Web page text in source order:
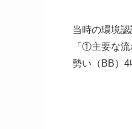
当時の環境認
「①主要な
勢い（BB）